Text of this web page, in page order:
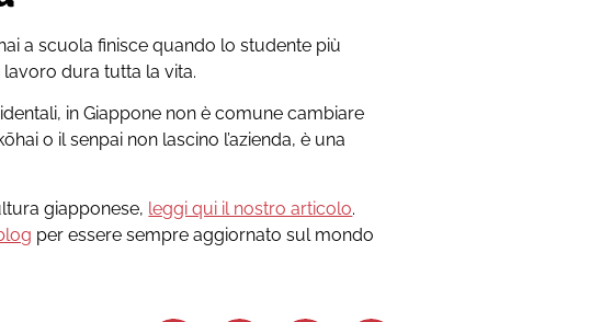
a scuola finisce quando lo studente più
dura tutta la vita.
in Giappone non è comune cambiare
o il senpai non lascino l’azienda, è una
giapponese, leggi qui il nostro articolo.
per essere sempre aggiornato sul mondo